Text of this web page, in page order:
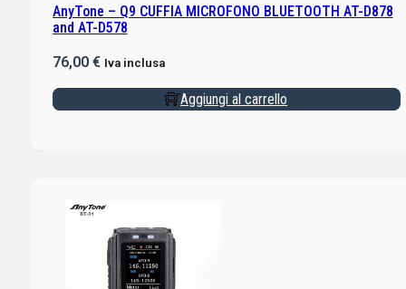
AnyTone – Q9 CUFFIA MICROFONO BLUETOOTH AT-D878
and AT-D578
76,00 € Iva inclusa
Aggiungi al carrello